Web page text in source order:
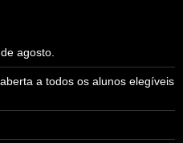
agosto.
a todos os alunos elegíveis